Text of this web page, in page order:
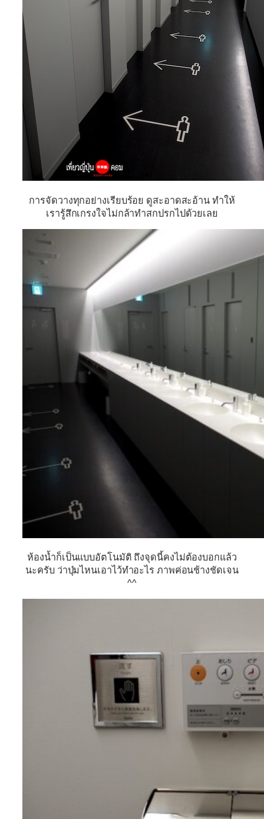
การจัดวางทุกอย่างเรียบร้อย ดูสะอาดสะอ้าน ทำให้
เรารู้สึกเกรงใจไม่กล้าทำสกปรกไปด้วยเลย
ห้องน้ำก็เป็นแบบอัตโนมัติ ถึงจุดนี้คงไม่ต้องบอกแล้ว
นะครับ ว่าปุ่มไหนเอาไว้ทำอะไร ภาพค่อนช้างชัดเจน
^^